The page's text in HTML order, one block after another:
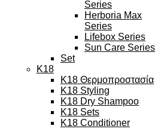
Series
Herboria Max
Series
Lifebox Series
Sun Care Series
Set
K18
K18 Θερμοπροστασία
K18 Styling
K18 Dry Shampoo
K18 Sets
K18 Conditioner